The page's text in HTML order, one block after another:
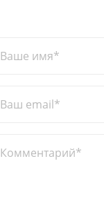
Ваше имя*
Ваш email*
Комментарий*